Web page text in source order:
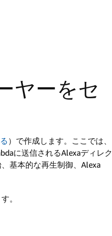
ヤーをセ
）で作成します。ここでは、
に送信されるAlexaディレク
基本的な再生制御、Alexa
。